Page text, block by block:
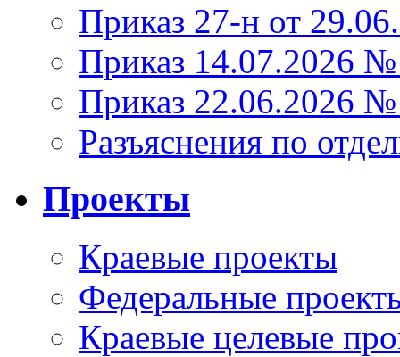
Приказ 27-н от
Приказ 14.07.2026
Приказ 22.06.2026
Разъяснения по
Проекты
Краевые проекты
Федеральные
Краевые целевые